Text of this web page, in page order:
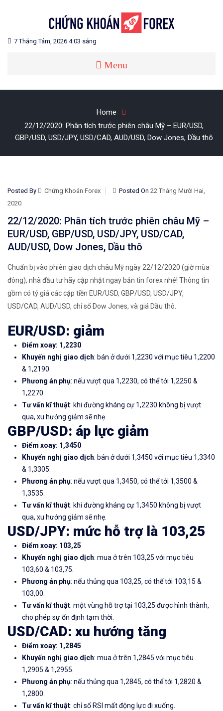
CHỨNG KHOÁN FOREX
Blog chia sẻ về Chứng Khoán và Forex
7 Tháng Tám, 2026 4:03 sáng
Menu
Home
22/12/2020: Phân tích trước phiên châu Mỹ – EUR/USD,
GBP/USD, USD/JPY, USD/CAD, AUD/USD, Dow Jones, Dầu thô
Posted By Chứng Khoán Forex Posted On 22 Tháng Mười Hai,
2020
22/12/2020: Phân tích trước phiên châu Mỹ –
EUR/USD, GBP/USD, USD/JPY, USD/CAD,
AUD/USD, Dow Jones, Dầu thô
Chuẩn bị vào phiên giao dịch châu Mỹ ngày 22/12/2020 (giờ mùa
đông), nhà đầu tư hãy cập nhật ngay bản tin forex nhé! Thông tin
gồm có tỷ giá các cặp tiền EUR/USD, GBP/USD, USD/JPY,
USD/CAD, AUD/USD, chỉ số Dow Jones, và giá Dầu thô.
EUR/USD: giảm
Điểm xoay: 1,2230
Khuyến nghị giao dịch: bán ở dưới 1,2230 với mục tiêu 1,2200
& 1,2190.
Phương án phụ: nếu vượt qua 1,2230, có thể tới 1,2250 &
1,2270.
Tư vấn kĩ thuật: khi đường kháng cự 1,2230 không bị vượt
qua, xu hướng giảm sẽ nhẹ.
GBP/USD: áp lực giảm
Điểm xoay: 1,3450
Khuyến nghị giao dịch: bán ở dưới 1,3450 với mục tiêu 1,3340
& 1,3305.
Phương án phụ: nếu vượt qua 1,3450, có thể tới 1,3500 &
1,3535.
Tư vấn kĩ thuật: khi đường kháng cự 1,3450 không bị vượt
qua, xu hướng giảm sẽ nhẹ.
USD/JPY: mức hỗ trợ là 103,25
Điểm xoay: 103,25
Khuyến nghị giao dịch: mua ở trên 103,25 với mục tiêu
103,60 & 103,75.
Phương án phụ: nếu thủng qua 103,25, có thể tới 103,15 &
103,00.
Tư vấn kĩ thuật: một vùng hỗ trợ tại 103,25 được hình thành,
cho phép sự ổn định tạm thời.
USD/CAD: xu hướng tăng
Điểm xoay: 1,2845
Khuyến nghị giao dịch: mua ở trên 1,2845 với mục tiêu
1,2905 & 1,2955.
Phương án phụ: nếu thủng qua 1,2845, có thể tới 1,2820 &
1,2800.
Tư vấn kĩ thuật: chỉ số RSI mất động lực đi xuống.